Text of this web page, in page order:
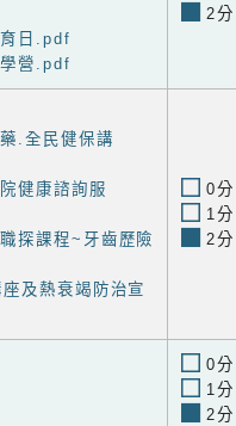
日.pdf
營.pdf
2分
.全民健保講
健康諮詢服
探課程~牙齒歷險
及熱衰竭防治宣
0分
1分
2分
0分
1分
2分